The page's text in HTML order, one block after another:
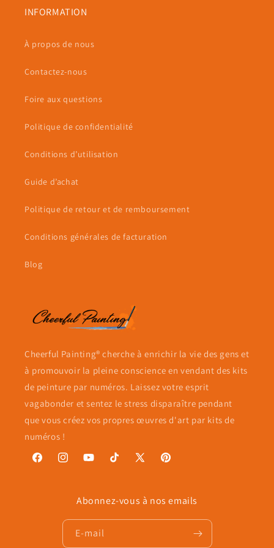
INFORMATION
À propos de nous
Contactez-nous
Foire aux questions
Politique de confidentialité
Conditions d’utilisation
Guide d’achat
Politique de retour et de remboursement
Conditions générales de facturation
Blog
Cheerful Painting® cherche à enrichir la vie des gens et
à promouvoir la pleine conscience en vendant des kits
de peinture par numéros. Laissez votre esprit
vagabonder et sentez le stress disparaître pendant
que vous créez vos propres œuvres d'art par kits de
numéros !
FacebookInstagramYouTubeTikTok
X
Pinterest
Abonnez-vous à nos emails
E-mail